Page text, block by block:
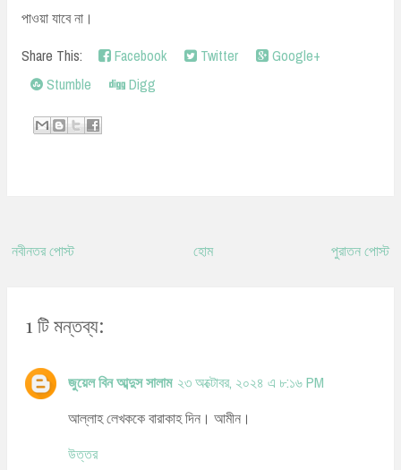
পাওয়া যাবে না।
Share This:
Facebook Twitter
Google+
Stumble
Digg
নবীনতর পোস্ট পুরাতন পোস্ট
হোম
1 টি মন্তব্য:
জুয়েল বিন আব্দুস সালাম ২৩ অক্টোবর, ২০২৪ এ ৮:১৬ PM
আল্লাহ লেখককে বারাকাহ দিন। আমীন।
উত্তর